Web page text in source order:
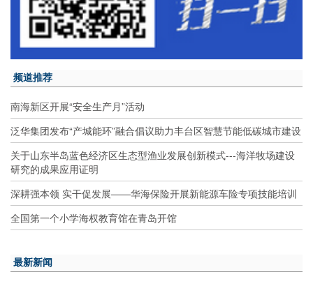
频道推荐
南海新区开展“安全生产月”活动
泛华集团发布“产城能环”融合倡议助力丰台区智慧节能低碳城市建设
关于山东半岛蓝色经济区生态型渔业发展创新模式---海洋牧场建设
研究的成果应用证明
深耕强本领 实干促发展——华海保险开展新能源车险专项技能培训
全国第一个小学海权教育馆在青岛开馆
最新新闻